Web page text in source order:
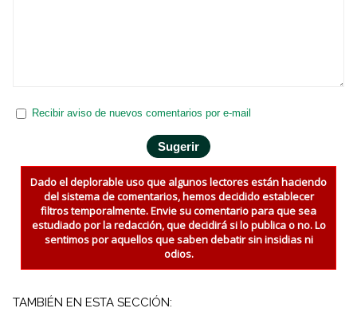
Recibir aviso de nuevos comentarios por e-mail
Dado el deplorable uso que algunos lectores están haciendo
del sistema de comentarios, hemos decidido establecer
filtros temporalmente. Envie su comentario para que sea
estudiado por la redacción, que decidirá si lo publica o no. Lo
sentimos por aquellos que saben debatir sin insidias ni
odios.
TAMBIÉN EN ESTA SECCIÓN: